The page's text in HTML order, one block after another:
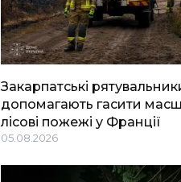
Закарпатські
допомагають гасити
лісові пожежі у Франції
05.08.2026